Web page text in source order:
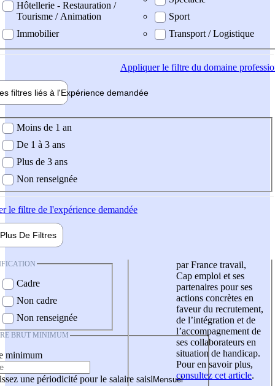
Hôtellerie - Restauration /
Tourisme / Animation
Immobilier
Sport
Transport / Logistique
Appliquerle filtre du domaine
filtres liés à l'Expérience demandée
demandée
Moins de 1 an
De 1 à 3 ans
Plus de 3 ans
Non renseignée
le filtre de l'expérience demandée
Plus De Filtres
Cadre
Non cadre
Non renseignée
BRUT MINIMUM
minimum
une périodicité pour le salaire saisi
par France travail,
Cap emploi et ses
partenaires pour ses
actions concrètes en
faveur du recrutement,
de l’intégration et de
l’accompagnement de
ses collaborateurs en
situation de handicap.
Pour en savoir plus,
consultez cet article.